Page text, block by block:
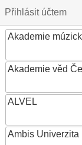
Přihlásit účtem
Akademie
Akademie věd
ALVEL
Ambis Univerzita